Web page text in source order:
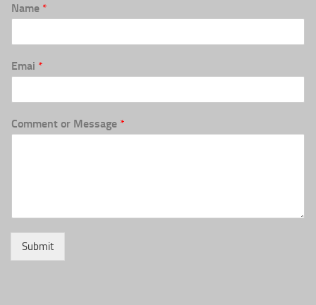
Name *
Emai *
Comment or Message *
Submit